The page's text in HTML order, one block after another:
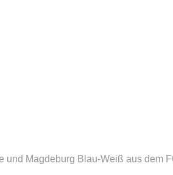
und Magdeburg Blau-Weiß aus dem